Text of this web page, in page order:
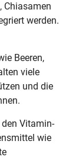
Chiasamen
werden.
Beeren,
viele
und die
Vitamin-
wie